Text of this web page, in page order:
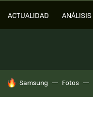
ACTUALIDAD ANÁLISIS
HOY SE HABLA DE
Samsung Fotos